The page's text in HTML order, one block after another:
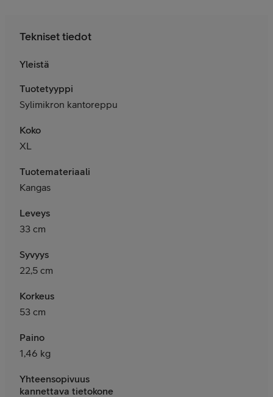
Tekniset tiedot
Yleistä
Tuotetyyppi
Sylimikron kantoreppu
Koko
XL
Tuotemateriaali
Kangas
Leveys
33 cm
Syvyys
22,5 cm
Korkeus
53 cm
Paino
1,46 kg
Yhteensopivuus
kannettava tietokone